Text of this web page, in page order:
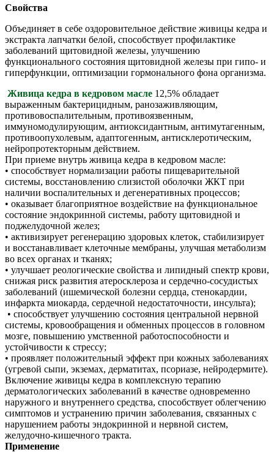
Свойства
Объединяет в себе оздоровительное действие живицы кедра и
экстракта лапчатки белой, способствует профилактике
заболеваний щитовидной железы, улучшению
функционального состояния щитовидной железы при гипо- и
гиперфункции, оптимизации гормонального фона организма.
Живица кедра в кедровом масле 12,5% обладает
выраженным бактерицидным, ранозаживляющим,
противовоспалительным, противоязвенным,
иммуномодулирующим, антиоксидантным, антимутагенным,
противоопухолевым, адаптогенным, антисклеротическим,
нейропротекторным действием.
При приеме внутрь живица кедра в кедровом масле:
• способствует нормализации работы пищеварительной
системы, восстановлению слизистой оболочки ЖКТ при
наличии воспалительных и дегенеративных процессов;
• оказывает благоприятное воздействие на функциональное
состояние эндокринной системы, работу щитовидной и
поджелудочной желез;
• активизирует регенерацию здоровых клеток, стабилизирует
и восстанавливает клеточные мембраны, улучшая метаболизм
во всех органах и тканях;
• улучшает реологические свойства и липидный спектр крови,
снижая риск развития атеросклероза и сердечно-сосудистых
заболеваний (ишемической болезни сердца, стенокардии,
инфаркта миокарда, сердечной недостаточности, инсульта);
• способствует улучшению состояния центральной нервной
системы, кровообращения и обменных процессов в головном
мозге, повышению умственной работоспособности и
устойчивости к стрессу;
• проявляет положительный эффект при кожных заболеваниях
(угревой сыпи, экземах, дерматитах, псориазе, нейродермите).
Включение живицы кедра в комплексную терапию
дерматологических заболеваний в качестве одновременно
наружного и внутреннего средства, способствует облегчению
симптомов и устранению причин заболевания, связанных с
нарушением работы эндокринной и нервной систем,
желудочно-кишечного тракта.
Применение